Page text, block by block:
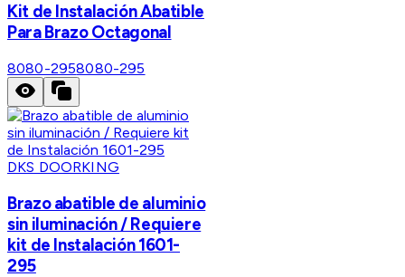
Kit de Instalación Abatible
Para Brazo Octagonal
8080-2958080-295
DKS DOORKING
Brazo abatible de aluminio
sin iluminación / Requiere
kit de Instalación 1601-
295